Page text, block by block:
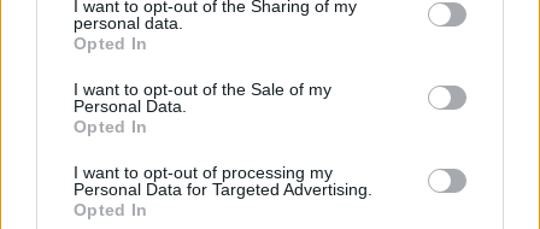
I want to opt-out of the Sharing of my
personal data.
Opted In
I want to opt-out of the Sale of my
Personal Data.
Opted In
I want to opt-out of processing my
Personal Data for Targeted Advertising.
Opted In